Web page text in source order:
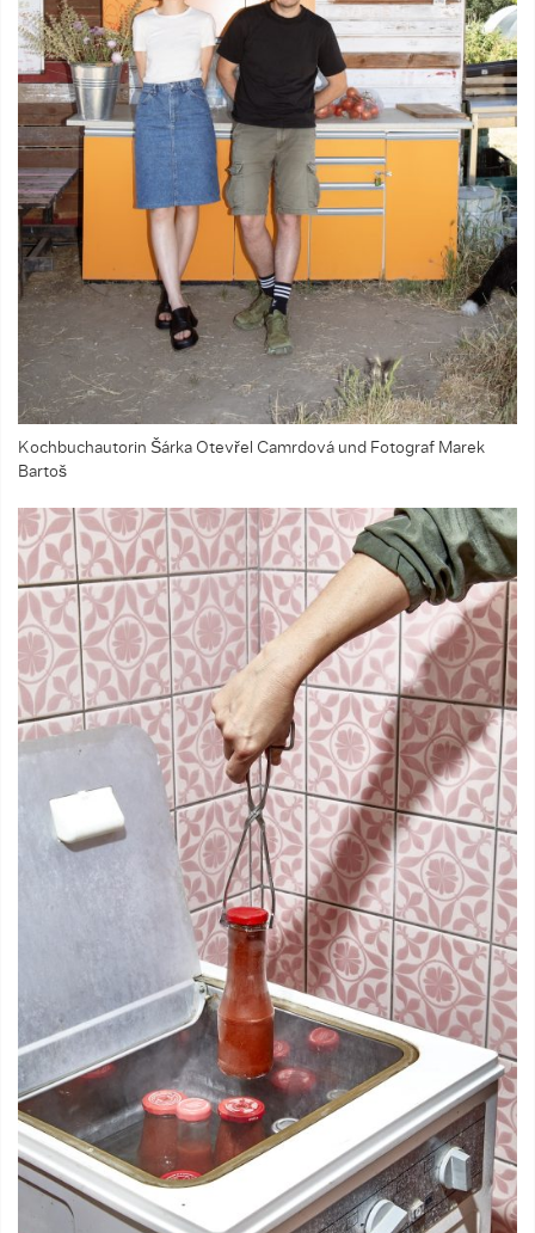
Kochbuchautorin Šárka Otevřel Camrdová und Fotograf Marek
Bartoš